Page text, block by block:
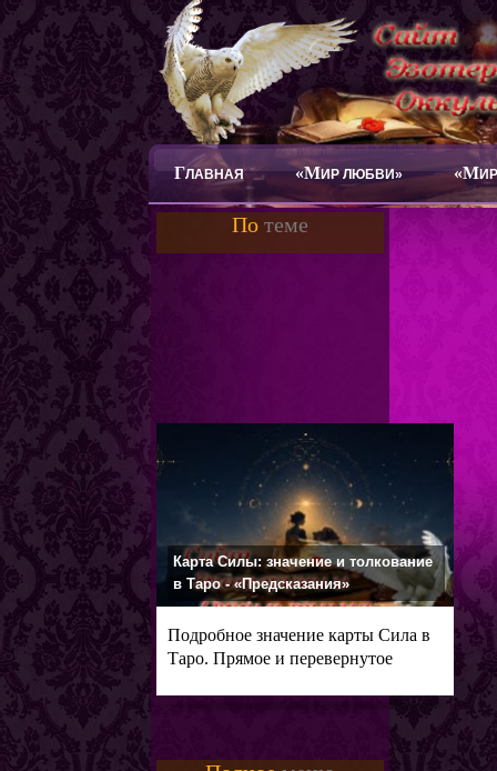
ГЛАВНАЯ «МИР ЛЮБВИ» «М
По теме
Карта Силы: значение и толкование
в Таро - «Предсказания»
Подробное значение карты Сила в
Таро. Прямое и перевернутое